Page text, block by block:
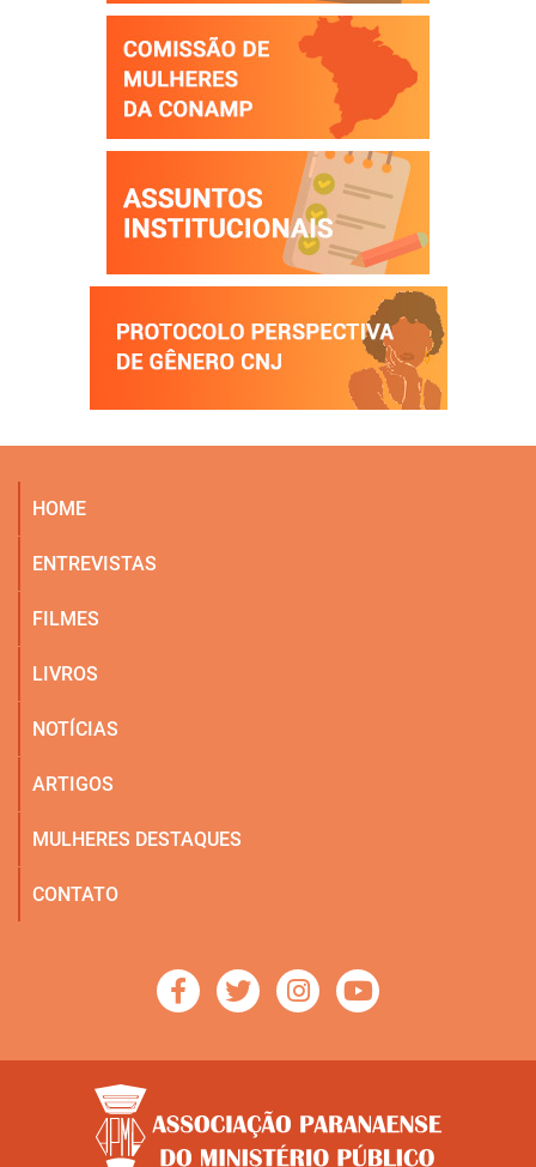
HOME
ENTREVISTAS
FILMES
LIVROS
NOTÍCIAS
ARTIGOS
MULHERES DESTAQUES
CONTATO